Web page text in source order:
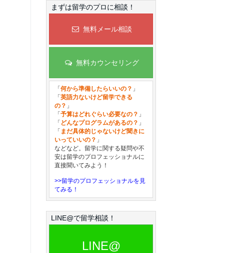
まずは留学のプロに相談！
無料メール相談
無料カウンセリング
「 何から準備したらいいの？ 」
「 英語力ないけど留学できる
の？ 」
「 予算はどれぐらい必要なの？ 」
「 どんなプログラムがあるの？ 」
「 まだ具体的じゃないけど聞きに
いっていいの？ 」
などなど。留学に関する疑問や不
安は留学のプロフェッショナルに
直接聞いてみよう！
>>留学のプロフェッショナルを見
てみる！
LINE@で留学相談！
LINE@